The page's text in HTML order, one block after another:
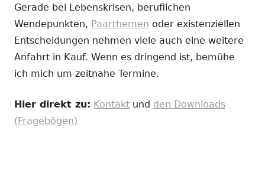
Gerade bei Lebenskrisen, beruflichen
Wendepunkten, Paarthemen oder existenziellen
Entscheidungen nehmen viele auch eine weitere
Anfahrt in Kauf. Wenn es dringend ist, bemühe
ich mich um zeitnahe Termine.
Hier direkt zu: Kontakt und den Downloads
(Fragebögen)